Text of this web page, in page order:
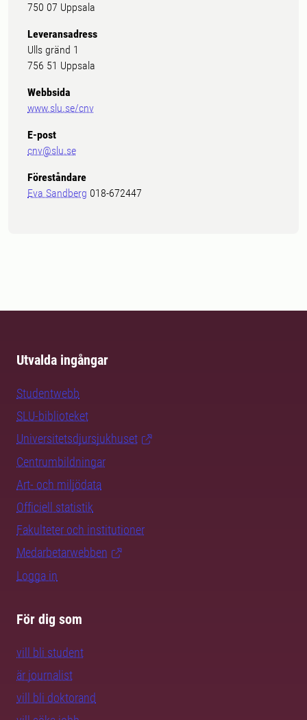
750 07 Uppsala
Leveransadress
Ulls gränd 1
756 51 Uppsala
Webbsida
www.slu.se/cnv
E-post
cnv@slu.se
Föreståndare
Eva Sandberg 018-672447
Utvalda ingångar
Studentwebb
SLU-biblioteket
Universitetsdjursjukhuset
Centrumbildningar
Art- och miljödata
Officiell statistik
Fakulteter och institutioner
Medarbetarwebben
Logga in
För dig som
vill bli student
är journalist
vill bli doktorand